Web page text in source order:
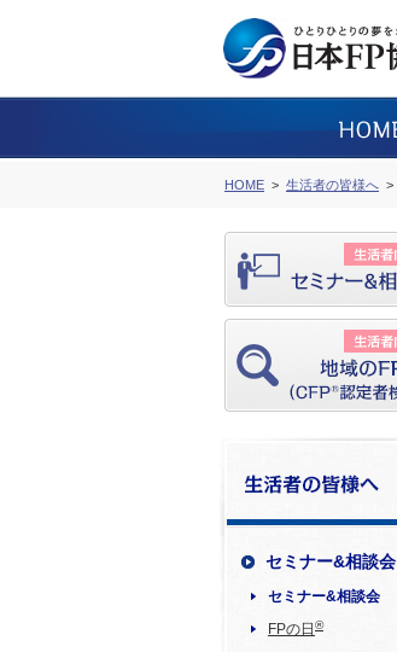
HOME 生活者の皆様へ
セミナー&相談会
セミナー&相談会
FPの日 ®